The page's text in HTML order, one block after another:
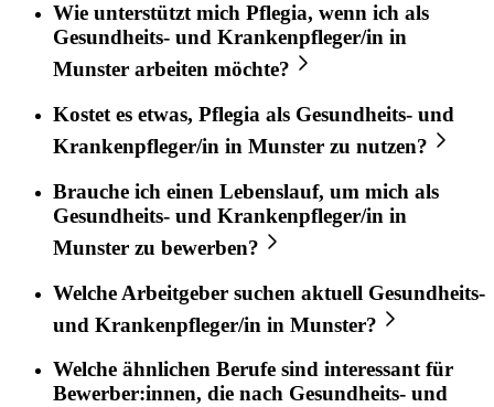
Wie unterstützt mich Pflegia, wenn ich als
Gesundheits- und Krankenpfleger/in in
Munster arbeiten möchte?
Kostet es etwas, Pflegia als Gesundheits- und
Krankenpfleger/in in Munster zu nutzen?
Brauche ich einen Lebenslauf, um mich als
Gesundheits- und Krankenpfleger/in in
Munster zu bewerben?
Welche Arbeitgeber suchen aktuell Gesundheits-
und Krankenpfleger/in in Munster?
Welche ähnlichen Berufe sind interessant für
Bewerber:innen, die nach Gesundheits- und